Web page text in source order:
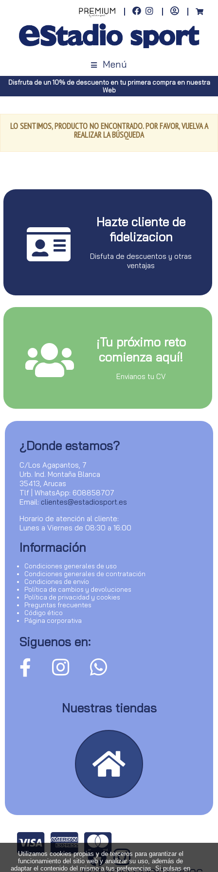
Menú
Disfruta de un 10% de descuento en tu primera compra en nuestra
Web
LO SENTIMOS, PRODUCTO NO ENCONTRADO. POR FAVOR, VUELVA A
REALIZAR LA BÚSQUEDA
Hazte cliente de
fidelizacion
Disfuta de descuentos y otras
ventajas
¡Tu próximo reto
comienza aquí!
Envianos tu CV
¿Donde estamos?
C/Los Agapantos, 7
Urb. Ind. Montaña Blanca
35413, Arucas
Tlf | WhatsApp: 608858707
Email: clientes@estadiosport.es
Horario de atención al cliente:
Lunes a Viernes de 08:30 a 16:00
Información
Condiciones generales de uso
Condiciones generales de contratación
Condiciones de envío
Política de cambios y devoluciones
Política de privacidad y cookies
Preguntas frecuentes
Código ético
Página corporativa
Siguenos en:
Nuestras tiendas
Utilizamos cookies propias y de terceros para garantizar el
funcionamiento del sitio web y analizar su uso, además de
adaptar el contenido del mismo a tus preferencias. Si pulsas en